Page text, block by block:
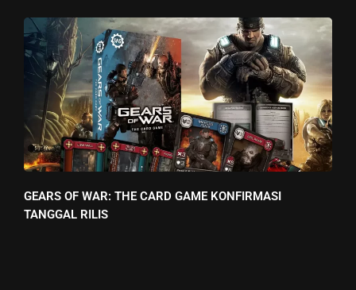
GEARS OF WAR: THE CARD GAME KONFIRMASI
TANGGAL RILIS